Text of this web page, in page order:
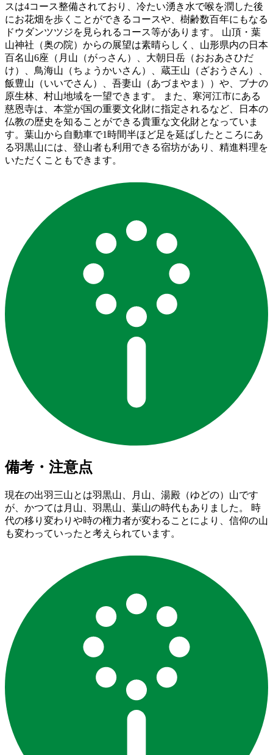
スは4コース整備されており、冷たい湧き水で喉を潤した後
にお花畑を歩くことができるコースや、樹齢数百年にもなる
ドウダンツツジを見られるコース等があります。 山頂・葉
山神社（奥の院）からの展望は素晴らしく、山形県内の日本
百名山6座（月山（がっさん）、大朝日岳（おおあさひだ
け）、鳥海山（ちょうかいさん）、蔵王山（ざおうさん）、
飯豊山（いいでさん）、吾妻山（あづまやま））や、ブナの
原生林、村山地域を一望できます。 また、寒河江市にある
慈恩寺は、本堂が国の重要文化財に指定されるなど、日本の
仏教の歴史を知ることができる貴重な文化財となっていま
す。葉山から自動車で1時間半ほど足を延ばしたところにあ
る羽黒山には、登山者も利用できる宿坊があり、精進料理を
いただくこともできます。
備考・注意点
現在の出羽三山とは羽黒山、月山、湯殿（ゆどの）山です
が、かつては月山、羽黒山、葉山の時代もありました。 時
代の移り変わりや時の権力者が変わることにより、信仰の山
も変わっていったと考えられています。